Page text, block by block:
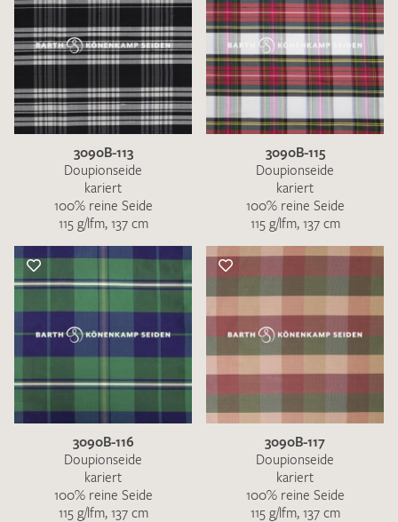
3090B-113
Doupionseide
kariert
100% reine Seide
115 g/lfm, 137 cm
3090B-115
Doupionseide
kariert
100% reine Seide
115 g/lfm, 137 cm
3090B-116
Doupionseide
kariert
100% reine Seide
115 g/lfm, 137 cm
3090B-117
Doupionseide
kariert
100% reine Seide
115 g/lfm, 137 cm